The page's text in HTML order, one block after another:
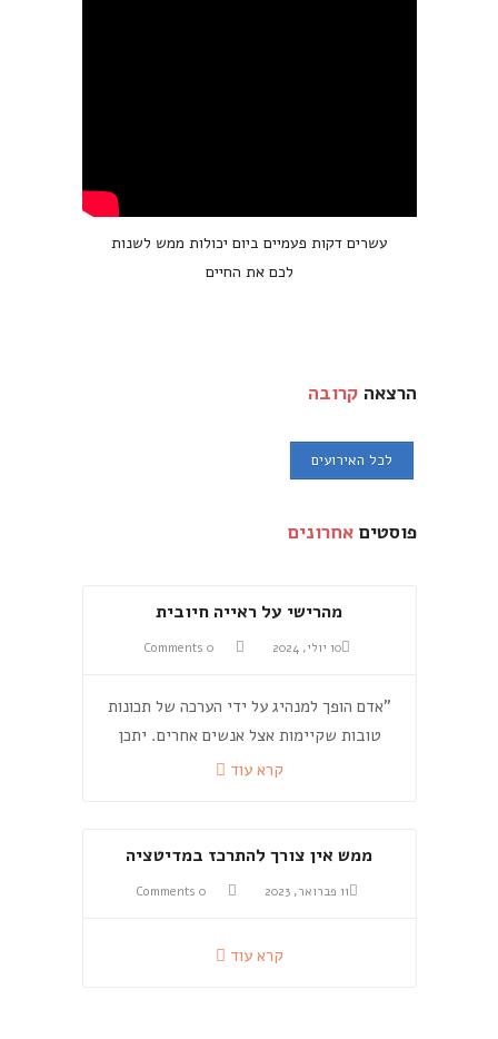
עשרים דקות פעמיים ביום יכולות ממש לשנות
לכם את החיים
הרצאהקרובה
לכל האירועים
פוסטיםאחרונים
מהרישי על ראייה חיובית
10 יולי, 2024 0 Comments
"אדם הופך למנהיג על ידי הערכה של תכונות
טובות שקיימות אצל אנשים אחרים. יתכן
קרא עוד
ממש אין צורך להתרכז במדיטציה
11 פברואר, 2023 0 Comments
קרא עוד